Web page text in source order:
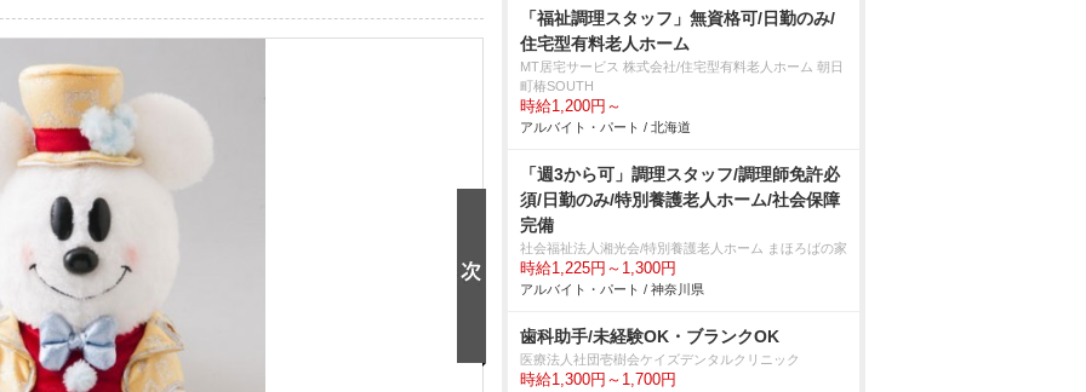
「福祉調理スタッフ」無資格可/日勤のみ/
住宅型有料老人ホーム
MT居宅サービス 株式会社/住宅型有料老人ホーム 朝日
町椿SOUTH
時給1,200円～
アルバイト・パート / 北海道
「週3から可」調理スタッフ/調理師免許必
須/日勤のみ/特別養護老人ホーム/社会保障
完備
社会福祉法人湘光会/特別養護老人ホーム まほろばの家
時給1,225円～1,300円
アルバイト・パート / 神奈川県
歯科助手/未経験OK・ブランクOK
医療法人社団壱樹会ケイズデンタルクリニック
時給1,300円～1,700円